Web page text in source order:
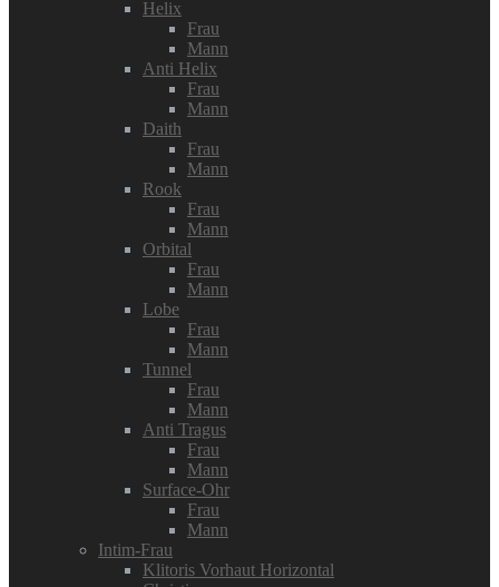
Helix
Frau
Mann
Anti Helix
Frau
Mann
Daith
Frau
Mann
Rook
Frau
Mann
Orbital
Frau
Mann
Lobe
Frau
Mann
Tunnel
Frau
Mann
Anti Tragus
Frau
Mann
Surface-Ohr
Frau
Mann
Intim-Frau
Klitoris Vorhaut Horizontal